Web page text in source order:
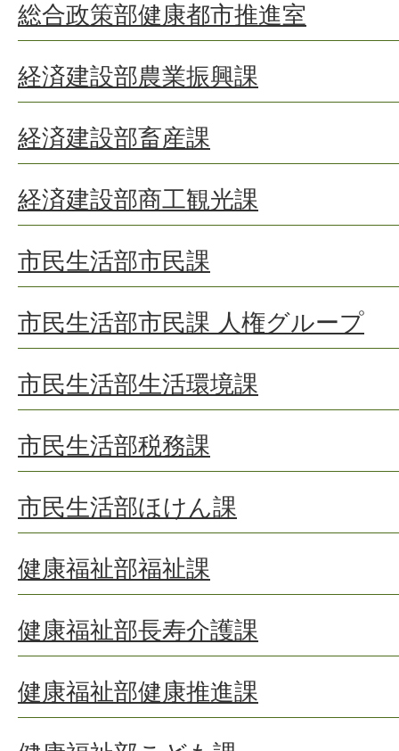
総合政策部健康都市推進室
経済建設部農業振興課
経済建設部畜産課
経済建設部商工観光課
市民生活部市民課
市民生活部市民課 人権グループ
市民生活部生活環境課
市民生活部税務課
市民生活部ほけん課
健康福祉部福祉課
健康福祉部長寿介護課
健康福祉部健康推進課